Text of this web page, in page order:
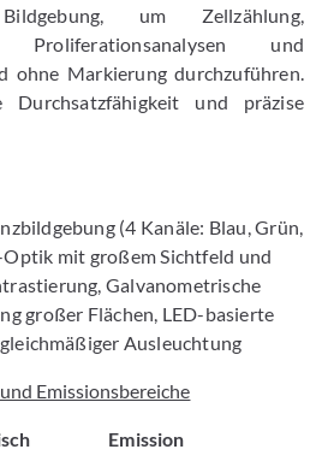
Bildgebung, um Zellzählung,
Proliferationsanalysen und
ohne Markierung durchzuführen.
und präzise
(4 Kanäle: Blau, Grün,
mit großem Sichtfeld und
Galvanometrische
großer Flächen, LED-basierte
Ausleuchtung
Emissionsbereiche
Emission